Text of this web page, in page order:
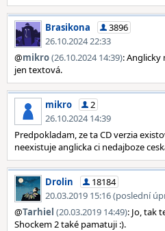
Brasikona
3896
26.10.2024 22:33
@mikro(26.10.2024 14:39): Anglicky
jen textová.
mikro
2
26.10.2024 14:39
Predpokladam, ze ta CD verzia
neexistuje anglicka ci nedajboze
Drolin
18184
20.03.2019 15:16 (poslední
@Tarhiel (20.03.2019 14:49): Jo, tak
Shockem 2 také pamatuji :).